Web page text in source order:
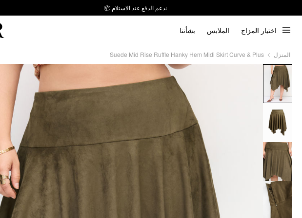
ندعم الدفع عند الاستلام 📦
اختيار المزاج الملابس بشأننا
المنزل Suede Mid Rise Ruffle Hanky Hem Midi Skirt Curve & Plus